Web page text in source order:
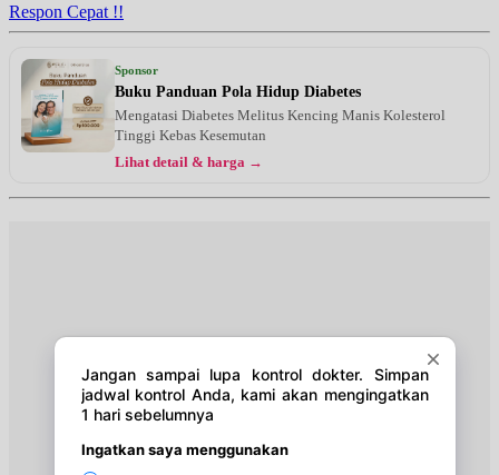
Jam 08:00 - 10:00
UMUM
Rabu, 19/08/2026
Jam 08:00 - 10:00
Senin, 24/08/2026
Jam 08:00 - 10:00
Senin, 24/08/2026
Respon Cepat !!
Sponsor
Buku Panduan Pola Hidup Diabetes
Mengatasi Diabetes Melitus Kencing Manis Kolesterol
Tinggi Kebas Kesemutan
Lihat detail & harga →